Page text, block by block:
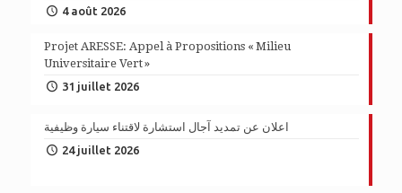
4 août 2026
Projet ARESSE: Appel à Propositions « Milieu
Universitaire Vert »
31 juillet 2026
اعلان عن تمديد آجال استشارة لاقتناء سيارة وظيفية
24 juillet 2026